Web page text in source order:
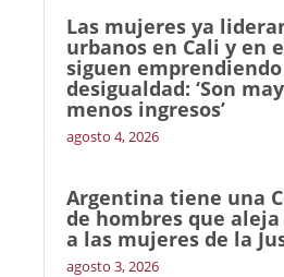
Las mujeres ya
urbanos en Cali y en
siguen
desigualdad: ‘Son
menos ingresos’
agosto 4, 2026
Argentina tiene una
de hombres que aleja
a las mujeres de la
agosto 3, 2026